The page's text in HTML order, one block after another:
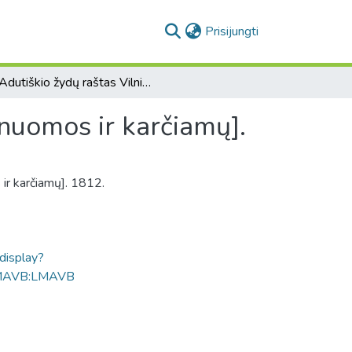
Prisijungti
[Adutiškio žydų raštas Vilniaus kapitulai dėl namų nuomos ir karčiamų].
ir karčiamų].
karčiamų]. 1812.